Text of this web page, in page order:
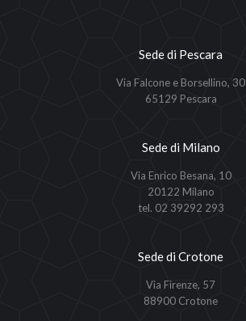
Sede di Pescara
Via Falcone e Borsellino, 30
65129 Pescara
Sede di Milano
Via Enrico Besana, 10
20122 Milano
tel. 02 39292 293
Sede di Crotone
Via Firenze, 57
88900 Crotone